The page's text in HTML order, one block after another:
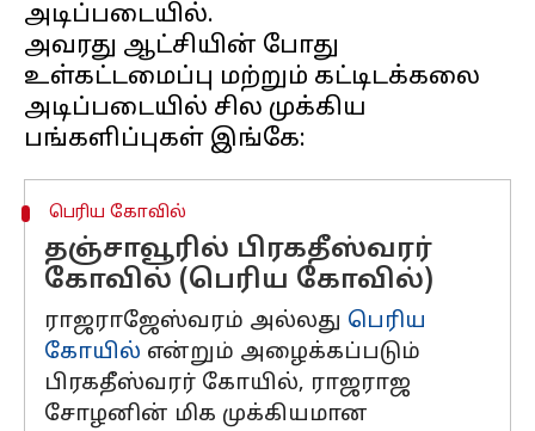
அடிப்படையில்.
அவரது ஆட்சியின் போது
உள்கட்டமைப்பு மற்றும் கட்டிடக்கலை
அடிப்படையில் சில முக்கிய
பெரிய கோவில்
தஞ்சாவூரில் பிரகதீஸ்வரர்
கோவில் (பெரிய கோவில்)
ராஜராஜேஸ்வரம் அல்லது பெரிய
கோயில் என்றும் அழைக்கப்படும்
பிரகதீஸ்வரர் கோயில், ராஜராஜ
சோழனின் மிக முக்கியமான